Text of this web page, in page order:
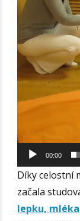
00:00
Díky celostní
začala
lepku,